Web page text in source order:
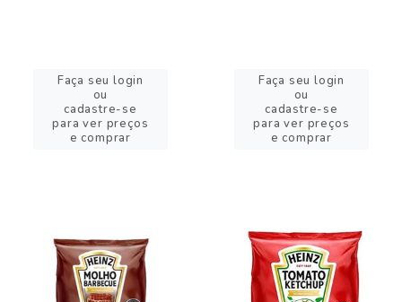
Faça seu login
ou
cadastre-se
para ver preços
e comprar
Faça seu login
ou
cadastre-se
para ver preços
e comprar